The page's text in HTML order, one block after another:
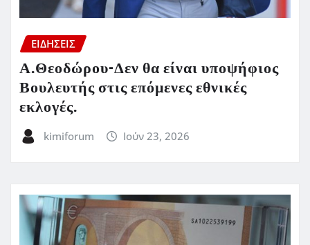
ΕΙΔΗΣΕΙΣ
Α.Θεοδώρου-Δεν θα είναι υποψήφιος
Βουλευτής στις επόμενες εθνικές
εκλογές.
kimiforum Ιούν 23, 2026